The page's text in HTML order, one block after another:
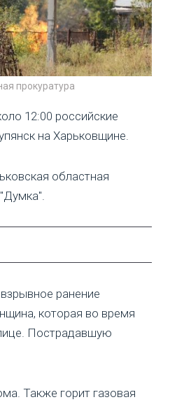
прокуратура
12:00 российские
на Харьковщине.
областная
ранение
которая во время
Пострадавшую
Также горит газовая